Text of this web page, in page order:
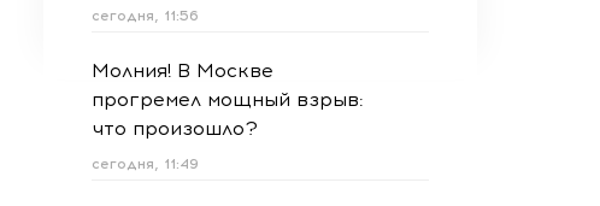
сегодня, 11:56
Молния! В Москве
прогремел мощный взрыв:
что произошло?
сегодня, 11:49